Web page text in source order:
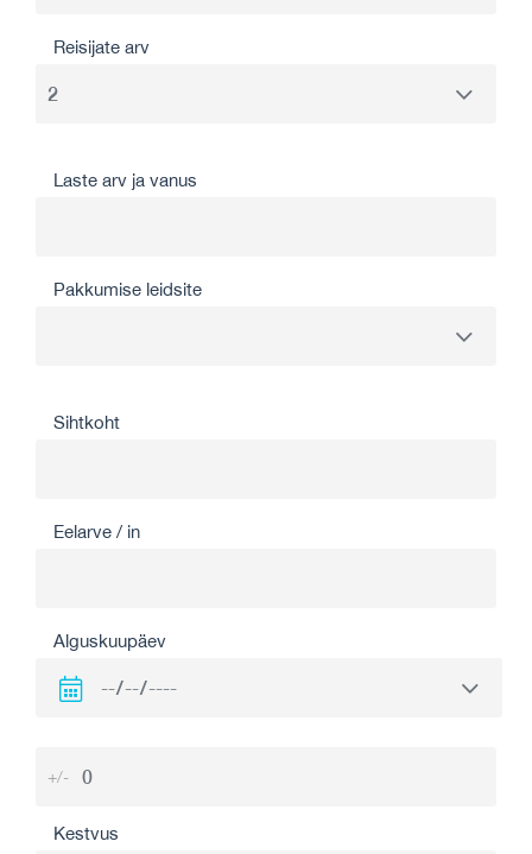
Reisijate arv
Laste arv ja vanus
Pakkumise leidsite
Sihtkoht
Eelarve / in
Alguskuupäev
+/-
Kestvus